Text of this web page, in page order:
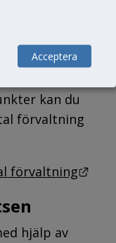
tillgänglighet
kan du
förvaltning
förvaltning
hjälp av
Acceptera